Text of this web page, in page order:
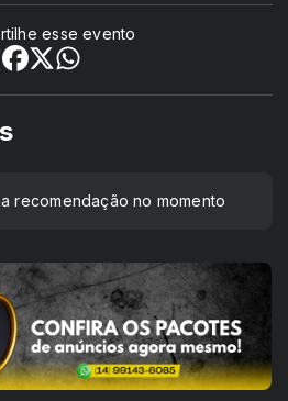
recomendação no momento
esse evento